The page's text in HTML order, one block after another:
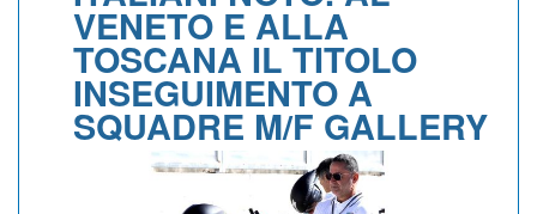
CALENDARIO
ALBI D'ORO
VENETO E ALLA
TOSCANA IL TITOLO
INSEGUIMENTO A
SQUADRE M/F GALLERY